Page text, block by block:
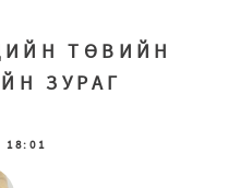
ТӨВИЙН
ЗУРАГ
18:01